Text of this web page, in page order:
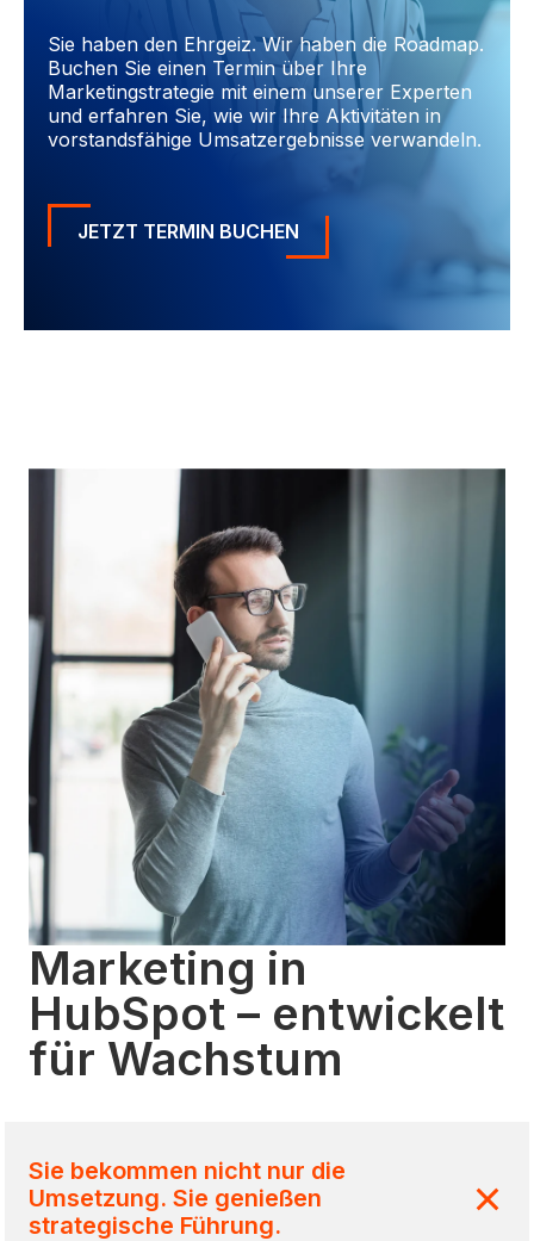
Sie haben den Ehrgeiz. Wir haben die Roadmap.
Buchen Sie einen Termin über Ihre
Marketingstrategie mit einem unserer Experten
und erfahren Sie, wie wir Ihre Aktivitäten in
vorstandsfähige Umsatzergebnisse verwandeln.
JETZT TERMIN BUCHEN
Marketing in
HubSpot – entwickelt
für Wachstum
Sie bekommen nicht nur die
Umsetzung. Sie genießen
strategische Führung.